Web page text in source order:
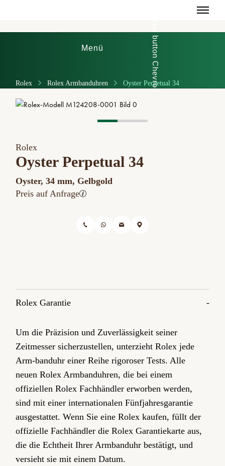
Menü
Rolex Rolex Armbanduhren Oyster Perpetual 34
Rolex
Oyster Perpetual 34
Oyster, 34 mm, Gelbgold
Preis auf Anfrage
Rolex Garantie
Um die Präzision und Zuverlässigkeit seiner
Zeitmesser sicherzustellen, unterzieht Rolex jede
Arm-banduhr einer Reihe rigoroser Tests. Alle
neuen Rolex Armbanduhren, die bei einem
offiziellen Rolex Fachhändler erworben werden,
sind mit einer internationalen Fünfjahres­garantie
ausgestattet. Wenn Sie eine Rolex kaufen, füllt der
offizielle Fachhändler die Rolex Garantiekarte aus,
die die Echtheit Ihrer Armbanduhr bestätigt, und
versieht sie mit einem Datum.